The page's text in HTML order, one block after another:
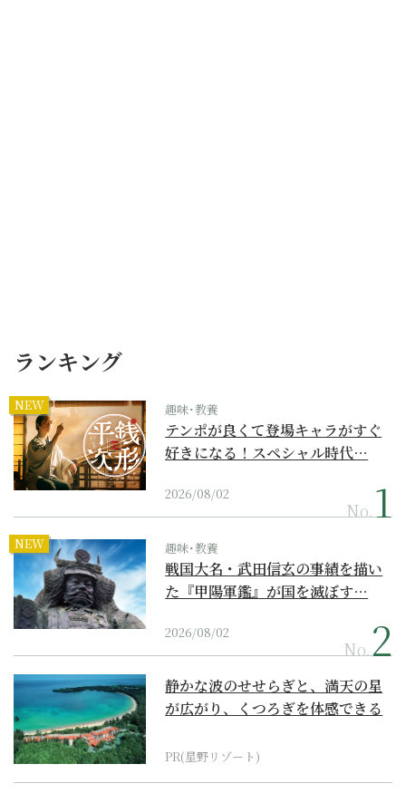
ランキング
NEW 趣味･教養
テンポが良くて登場キャラがすぐ
好きになる！スペシャル時代…
2026/08/02
No.
NEW 趣味･教養
戦国大名・武田信玄の事績を描い
た『甲陽軍鑑』が国を滅ぼす…
2026/08/02
No.
静かな波のせせらぎと、満天の星
が広がり、くつろぎを体感できる
PR(星野リゾート)